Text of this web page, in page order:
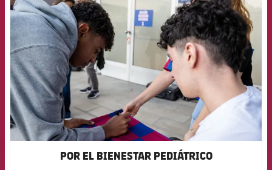
FCB Barcelona badge
POR EL BIENESTAR PEDIÁTRICO